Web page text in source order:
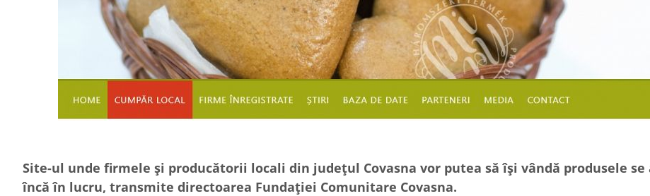
Site-ul unde firmele și producătorii locali din județul Covasna vor putea să își vândă produsele se
încă în lucru, transmite directoarea Fundației Comunitare Covasna.